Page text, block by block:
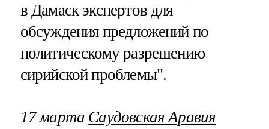
в Дамаск экспертов для
обсуждения предложений по
политическому разрешению
сирийской проблемы".
17 марта Саудовская Аравия